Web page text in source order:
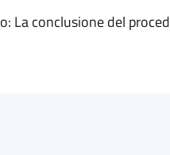
La conclusione del